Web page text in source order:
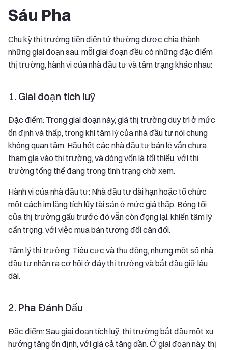
Sáu Pha
Chu kỳ thị trường tiền điện tử thường được chia thành
những giai đoạn sau, mỗi giai đoạn đều có những đặc điểm
thị trường, hành vi của nhà đầu tư và tâm trạng khác nhau:
1. Giai đoạn tích luỹ
Đặc điểm: Trong giai đoạn này, giá thị trường duy trì ở mức
ổn định và thấp, trong khi tâm lý của nhà đầu tư nói chung
không quan tâm. Hầu hết các nhà đầu tư bán lẻ vẫn chưa
tham gia vào thị trường, và dòng vốn là tối thiểu, với thị
trường tổng thể đang trong tình trạng chờ xem.
Hành vi của nhà đầu tư: Nhà đầu tư dài hạn hoặc tổ chức
một cách im lặng tích lũy tài sản ở mức giá thấp. Bóng tối
của thị trường gấu trước đó vẫn còn đọng lại, khiến tâm lý
cẩn trọng, với việc mua bán tương đối cân đối.
Tâm lý thị trường: Tiêu cực và thụ động, nhưng một số nhà
đầu tư nhận ra cơ hội ở đáy thị trường và bắt đầu giữ lâu
dài.
2. Pha Đánh Dấu
Đặc điểm: Sau giai đoạn tích luỹ, thị trường bắt đầu một xu
hướng tăng ổn định, với giá cả tăng dần. Ở giai đoạn này, thị